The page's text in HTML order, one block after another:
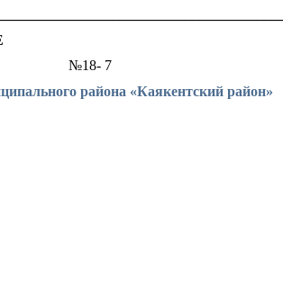
№18- 7
района «Каякентский район»